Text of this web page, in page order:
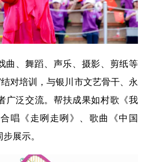
、舞蹈、声乐、摄影、剪纸等
对培训，与银川市文艺骨干、永
广泛交流。帮扶成果如村歌《我
唱《走咧走咧》、歌曲《中国
展示。